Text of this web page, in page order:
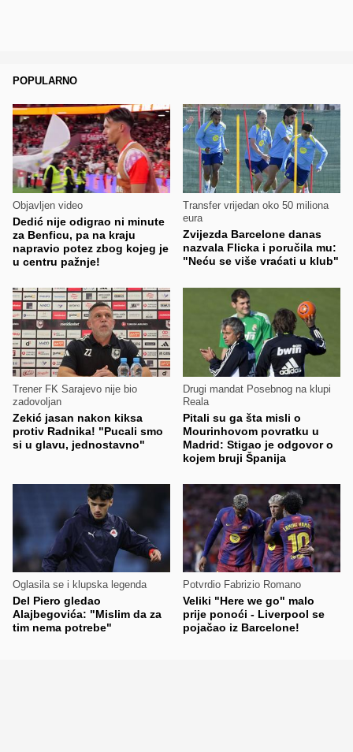
POPULARNO
Objavljen video
Dedić nije odigrao ni minute
za Benficu, pa na kraju
napravio potez zbog kojeg je
u centru pažnje!
Transfer vrijedan oko 50 miliona
eura
Zvijezda Barcelone danas
nazvala Flicka i poručila mu:
"Neću se više vraćati u klub"
Trener FK Sarajevo nije bio
zadovoljan
Zekić jasan nakon kiksa
protiv Radnika! "Pucali smo
si u glavu, jednostavno"
Drugi mandat Posebnog na klupi
Reala
Pitali su ga šta misli o
Mourinhovom povratku u
Madrid: Stigao je odgovor o
kojem bruji Španija
Oglasila se i klupska legenda
Del Piero gledao
Alajbegovića: "Mislim da za
tim nema potrebe"
Potvrdio Fabrizio Romano
Veliki "Here we go" malo
prije ponoći - Liverpool se
pojačao iz Barcelone!